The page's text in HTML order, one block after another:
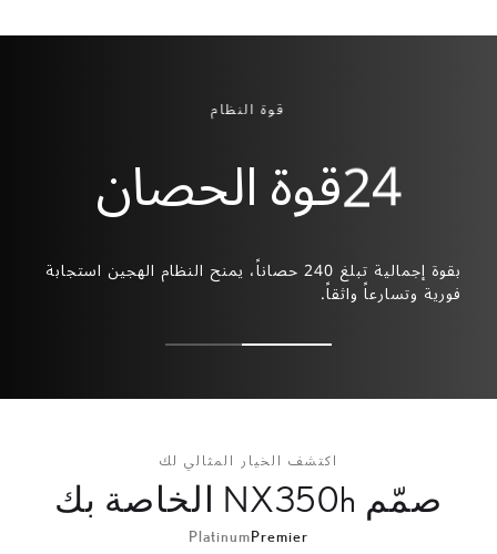
قوة النظام
4
2قوة الحصان
بقوة إجمالية تبلغ 240 حصاناً، يمنح النظام الهجين استجابة
فورية وتسارعاً واثقاً.
اكتشف الخيار المثالي لك
صمّم NX350h الخاصة بك
Premier
Platinum